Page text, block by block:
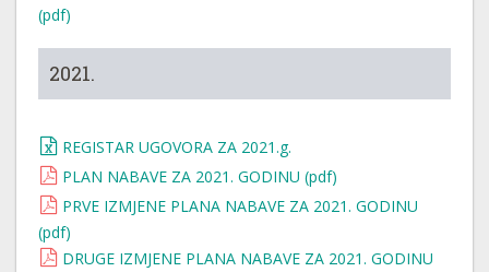
(pdf)
2021.
REGISTAR UGOVORA ZA 2021.g.
PLAN NABAVE ZA 2021. GODINU (pdf)
PRVE IZMJENE PLANA NABAVE ZA 2021. GODINU
(pdf)
DRUGE IZMJENE PLANA NABAVE ZA 2021. GODINU